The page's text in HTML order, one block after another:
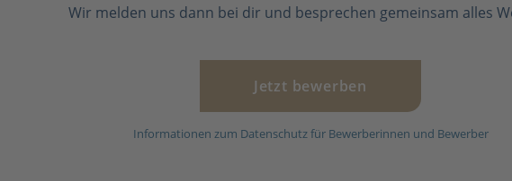
Wir melden uns dann bei dir und besprechen gemeinsam alles
Jetzt bewerben
Informationen zum Datenschutz für Bewerberinnen und Bewerber